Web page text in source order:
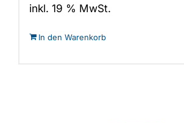
inkl. 19 % MwSt.
In den Warenkorb